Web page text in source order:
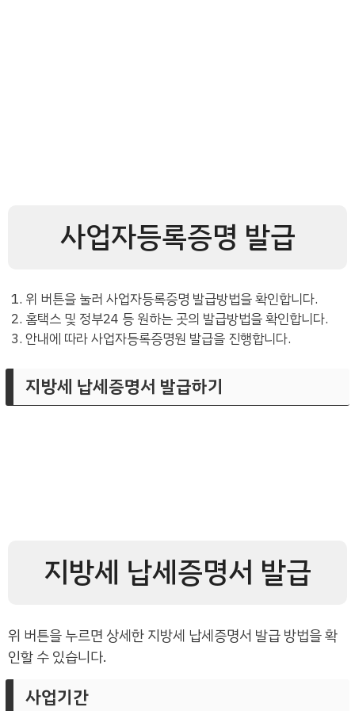
사업자등록증명 발급
위 버튼을 눌러 사업자등록증명 발급방법을 확인합니다.
홈택스 및 정부24 등 원하는 곳의 발급방법을 확인합니다.
안내에 따라 사업자등록증명원 발급을 진행합니다.
지방세 납세증명서 발급하기
지방세 납세증명서 발급
위 버튼을 누르면 상세한 지방세 납세증명서 발급 방법을 확
인할 수 있습니다.
사업기간